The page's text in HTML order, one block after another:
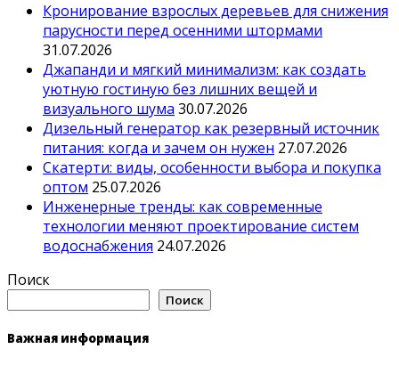
Кронирование взрослых деревьев для снижения
парусности перед осенними штормами
31.07.2026
Джапанди и мягкий минимализм: как создать
уютную гостиную без лишних вещей и
визуального шума 30.07.2026
Дизельный генератор как резервный источник
питания: когда и зачем он нужен 27.07.2026
Скатерти: виды, особенности выбора и покупка
оптом 25.07.2026
Инженерные тренды: как современные
технологии меняют проектирование систем
водоснабжения 24.07.2026
Поиск
Поиск
Важная информация